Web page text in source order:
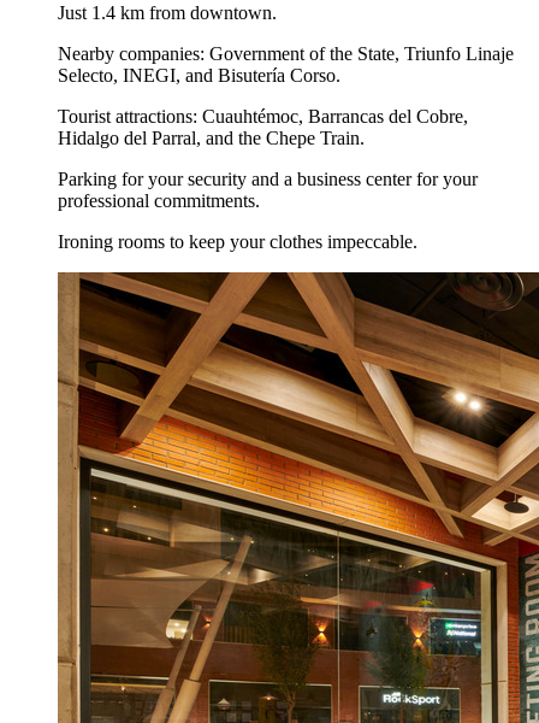
Just 1.4 km from downtown.
Nearby companies: Government of the State, Triunfo Linaje
Selecto, INEGI, and Bisutería Corso.
Tourist attractions: Cuauhtémoc, Barrancas del Cobre,
Hidalgo del Parral, and the Chepe Train.
Parking for your security and a business center for your
professional commitments.
Ironing rooms to keep your clothes impeccable.